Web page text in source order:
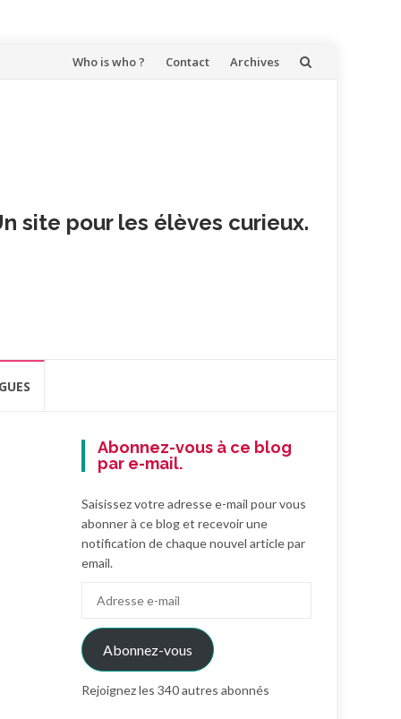
Aller
Who is who ? Contact Archives
site pour les élèves curieux.
Abonnez-vous à ce blog
par e-mail.
Saisissez votre adresse e-mail pour vous
abonner à ce blog et recevoir une
notification de chaque nouvel article par
email.
mail
Abonnez-vous
Rejoignez les 340 autres abonnés